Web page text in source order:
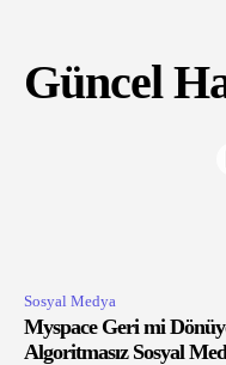
Güncel
Sosyal Medya
Myspace Geri mi
Algoritmasız Sosyal